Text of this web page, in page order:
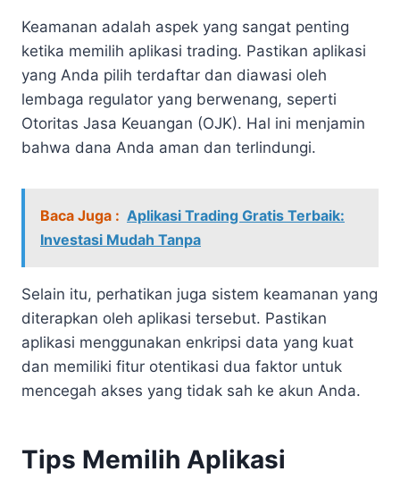
Keamanan adalah aspek yang sangat penting
ketika memilih aplikasi trading. Pastikan aplikasi
yang Anda pilih terdaftar dan diawasi oleh
lembaga regulator yang berwenang, seperti
Otoritas Jasa Keuangan (OJK). Hal ini menjamin
bahwa dana Anda aman dan terlindungi.
Baca Juga : Aplikasi Trading Gratis Terbaik:
Investasi Mudah Tanpa
Selain itu, perhatikan juga sistem keamanan yang
diterapkan oleh aplikasi tersebut. Pastikan
aplikasi menggunakan enkripsi data yang kuat
dan memiliki fitur otentikasi dua faktor untuk
mencegah akses yang tidak sah ke akun Anda.
Tips Memilih Aplikasi